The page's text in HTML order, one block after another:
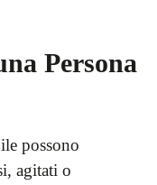
Persona
possono
agitati o